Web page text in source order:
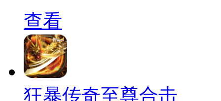
查看
狂暴传奇至尊合击